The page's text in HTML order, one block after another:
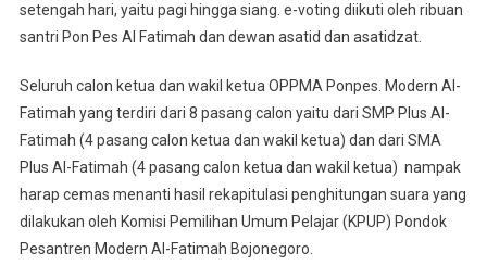
setengah hari, yaitu pagi hingga siang. e-voting diikuti oleh ribuan
santri Pon Pes Al Fatimah dan dewan asatid dan asatidzat.
Seluruh calon ketua dan wakil ketua OPPMA Ponpes. Modern Al-
Fatimah yang terdiri dari 8 pasang calon yaitu dari SMP Plus Al-
Fatimah (4 pasang calon ketua dan wakil ketua) dan dari SMA
Plus Al-Fatimah (4 pasang calon ketua dan wakil ketua) nampak
harap cemas menanti hasil rekapitulasi penghitungan suara yang
dilakukan oleh Komisi Pemilihan Umum Pelajar (KPUP) Pondok
Pesantren Modern Al-Fatimah Bojonegoro.